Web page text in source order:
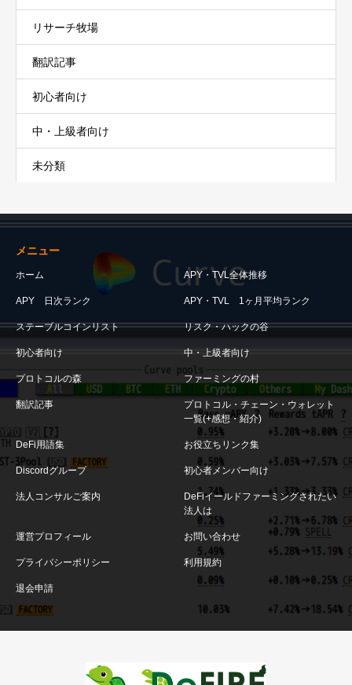
リサーチ牧場
翻訳記事
初心者向け
中・上級者向け
未分類
メニュー
ホーム APY・TVL全体推移
APY 日次ランク APY・TVL 1ヶ月平均ランク
ステーブルコインリスト リスク・ハックの谷
初心者向け 中・上級者向け
プロトコルの森 ファーミングの村
翻訳記事
プロトコル・チェーン・ウォレット
一覧(+感想・紹介)
DeFi用語集 お役立ちリンク集
Discordグループ 初心者メンバー向け
法人コンサルご案内
DeFiイールドファーミングされたい
法人は
運営プロフィール お問い合わせ
プライバシーポリシー 利用規約
退会申請